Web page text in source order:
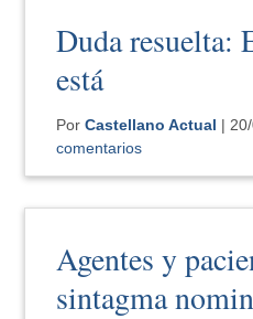
Duda resuelta:
está
PorCastellano Actual |
comentarios
Agentes y
sintagma